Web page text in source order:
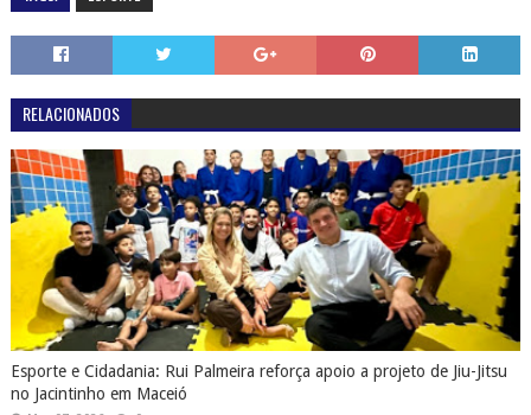
no Jacintinho em Maceió
May 07, 2026 0
Do Sertão ao sonho: garotos de Olho D’Água do Casado–AL brilham
em avaliações no time do Esporte Clube Vitória